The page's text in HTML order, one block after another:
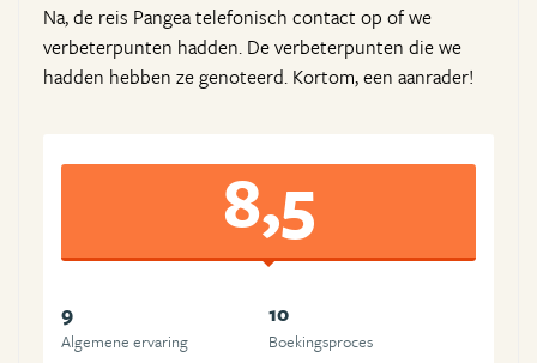
Na, de reis Pangea telefonisch contact op of we
verbeterpunten hadden. De verbeterpunten die we
hadden hebben ze genoteerd. Kortom, een aanrader!
8,5
9
Algemene ervaring
10
Boekingsproces